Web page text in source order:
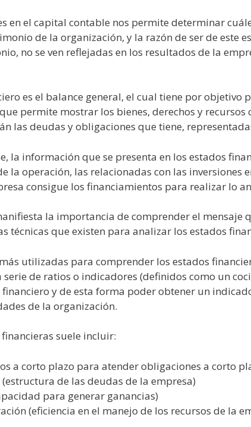
en el capital contable nos permite determinar
de la organización, y la razón de ser de este
no se ven reflejadas en los resultados de la
es el balance general, el cual tiene por objetivo
permite mostrar los bienes, derechos y recursos
las deudas y obligaciones que tiene,
la información que se presenta en los estados
la operación, las relacionadas con las
consigue los financiamientos para realizar lo
la importancia de comprender el mensaje
técnicas que existen para analizar los estados
utilizadas para comprender los estados
de ratios o indicadores (definidos como un
financiero y de esta forma poder obtener un
de la organización.
suele incluir:
a corto plazo para atender obligaciones a corto
de las deudas de la empresa)
para generar ganancias)
(eficiencia en el manejo de los recursos de la